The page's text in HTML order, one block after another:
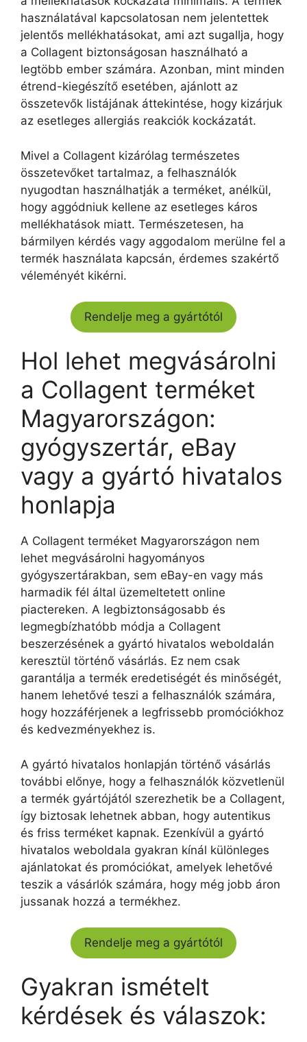
használatával kapcsolatosan nem jelentettek
jelentős mellékhatásokat, ami azt sugallja, hogy
a Collagent biztonságosan használható a
legtöbb ember számára. Azonban, mint minden
étrend-kiegészítő esetében, ajánlott az
összetevők listájának áttekintése, hogy kizárjuk
az esetleges allergiás reakciók kockázatát.
Mivel a Collagent kizárólag természetes
összetevőket tartalmaz, a felhasználók
nyugodtan használhatják a terméket, anélkül,
hogy aggódniuk kellene az esetleges káros
mellékhatások miatt. Természetesen, ha
bármilyen kérdés vagy aggodalom merülne fel a
termék használata kapcsán, érdemes szakértő
véleményét kikérni.
Rendelje meg a gyártótól
Hol lehet megvásárolni
a Collagent terméket
Magyarországon:
gyógyszertár, eBay
vagy a gyártó hivatalos
honlapja
A Collagent terméket Magyarországon nem
lehet megvásárolni hagyományos
gyógyszertárakban, sem eBay-en vagy más
harmadik fél által üzemeltetett online
piactereken. A legbiztonságosabb és
legmegbízhatóbb módja a Collagent
beszerzésének a gyártó hivatalos weboldalán
keresztül történő vásárlás. Ez nem csak
garantálja a termék eredetiségét és minőségét,
hanem lehetővé teszi a felhasználók számára,
hogy hozzáférjenek a legfrissebb promóciókhoz
és kedvezményekhez is.
A gyártó hivatalos honlapján történő vásárlás
további előnye, hogy a felhasználók közvetlenül
a termék gyártójától szerezhetik be a Collagent,
így biztosak lehetnek abban, hogy autentikus
és friss terméket kapnak. Ezenkívül a gyártó
hivatalos weboldala gyakran kínál különleges
ajánlatokat és promóciókat, amelyek lehetővé
teszik a vásárlók számára, hogy még jobb áron
jussanak hozzá a termékhez.
Rendelje meg a gyártótól
Gyakran ismételt
kérdések és válaszok: